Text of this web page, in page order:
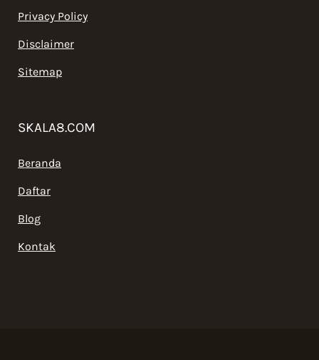
Privacy Policy
Disclaimer
Sitemap
SKALA8.COM
Beranda
Daftar
Blog
Kontak